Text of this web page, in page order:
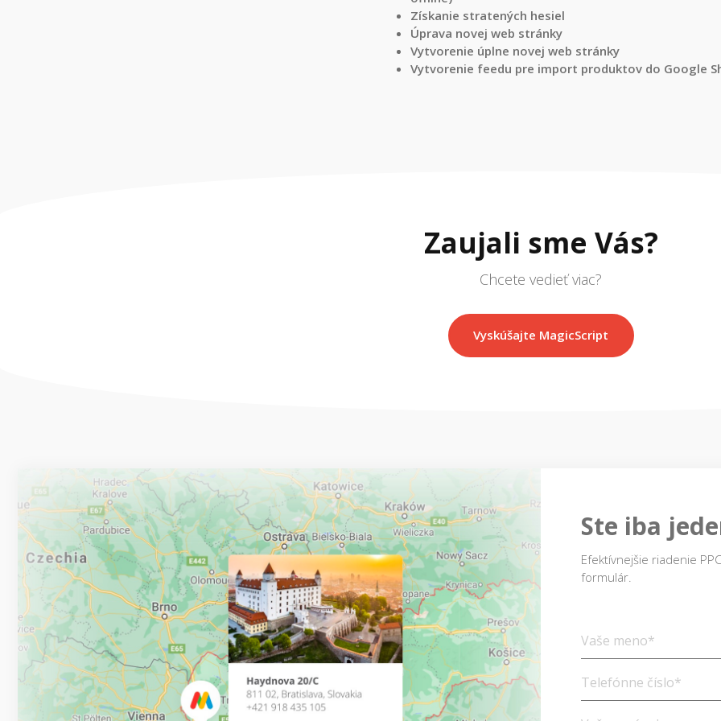
Získanie stratených hesiel
Úprava novej web stránky
Vytvorenie úplne novej web stránky
Vytvorenie feedu pre import produktov do Google
Zaujali sme Vás?
Chcete vedieť viac?
Vyskúšajte MagicScript
Ste iba
Efektívnejšie riadenie
formulár.